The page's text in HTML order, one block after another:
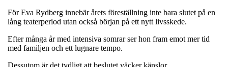
För Eva Rydberg innebär årets föreställning inte bara slutet på en
lång teaterperiod utan också början på ett nytt livsskede.
Efter många år med intensiva somrar ser hon fram emot mer tid
med familjen och ett lugnare tempo.
Dessutom är det tydligt att beslutet väcker känslor.